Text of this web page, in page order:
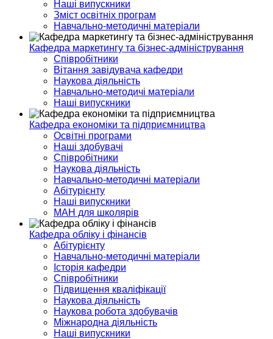
Наші випускники
Зміст освітніх програм
Навчально-методичні матеріали
Кафедра маркетингу та бізнес-адміністрування
Співробітники
Вітання завідувача кафедри
Наукова діяльність
Навчально-методичі матеріали
Наші випускники
Кафедра економіки та підприємництва
Освітні програми
Наші здобувачі
Співробітники
Наукова діяльність
Навчально-методичні матеріали
Абітурієнту
Наші випускники
МАН для школярів
Кафедра обліку і фінансів
Абітурієнту
Навчально-методичні матеріали
Історія кафедри
Співробітники
Підвищення кваліфікації
Наукова діяльність
Наукова робота здобувачів
Міжнародна діяльність
Наші випускники